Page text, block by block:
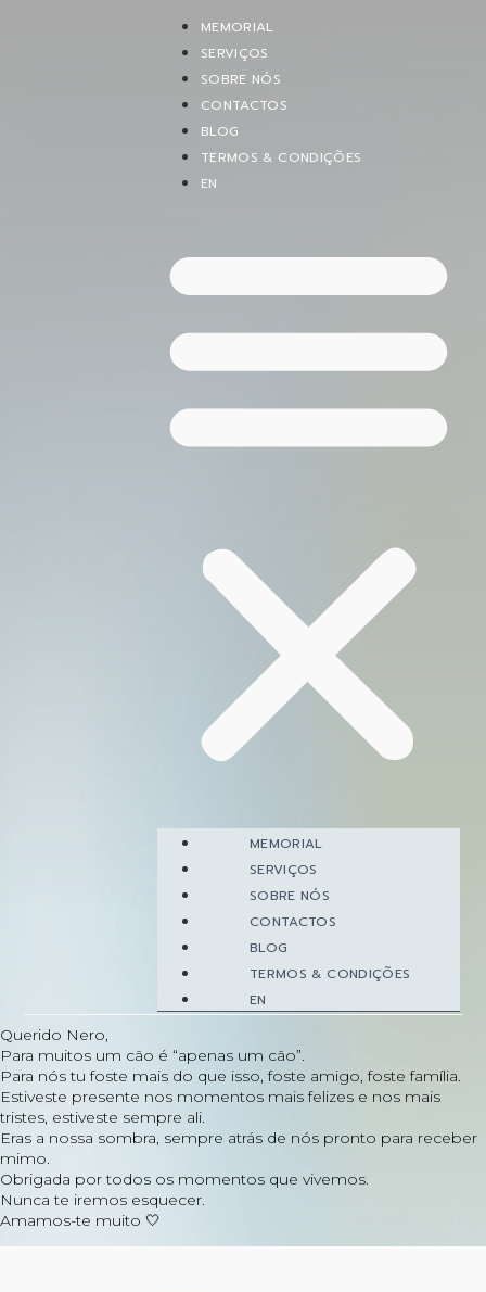
MEMORIAL
SERVIÇOS
SOBRE NÓS
CONTACTOS
BLOG
TERMOS & CONDIÇÕES
EN
MEMORIAL
SERVIÇOS
SOBRE NÓS
CONTACTOS
BLOG
TERMOS & CONDIÇÕES
EN
Querido Nero,
Para muitos um cão é “apenas um cão”.
Para nós tu foste mais do que isso, foste amigo, foste família.
Estiveste presente nos momentos mais felizes e nos mais
tristes, estiveste sempre ali.
Eras a nossa sombra, sempre atrás de nós pronto para receber
mimo.
Obrigada por todos os momentos que vivemos.
Nunca te iremos esquecer.
Amamos-te muito 🤍